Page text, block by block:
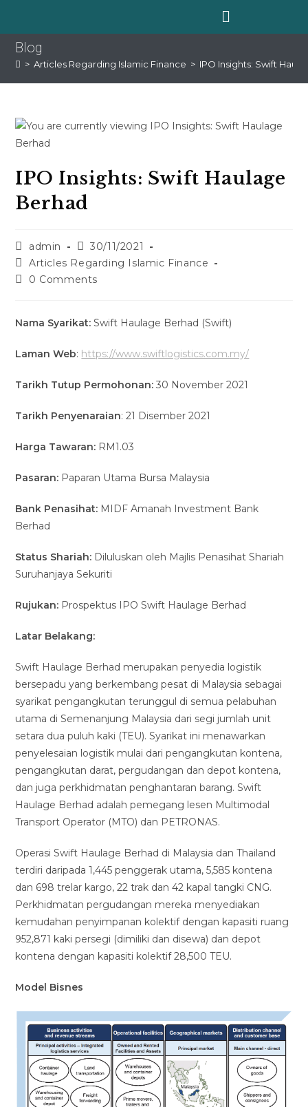
Blog
> Articles Regarding Islamic Finance > IPO Insights: Swift
IPO Insights: Swift Haulage
Berhad
admin
30/11/2021
Articles Regarding Islamic Finance
0 Comments
Nama Syarikat:Swift Haulage Berhad (Swift)
Laman Web: https://www.swiftlogistics.com.my/
Tarikh Tutup Permohonan:30 November 2021
Tarikh Penyenaraian: 21 Disember 2021
Harga Tawaran: RM1.03
Pasaran: Paparan Utama Bursa Malaysia
Bank Penasihat: MIDF Amanah Investment Bank
Berhad
Status Shariah: Diluluskan oleh Majlis Penasihat Shariah
Suruhanjaya Sekuriti
Rujukan: Prospektus IPO Swift Haulage Berhad
Latar Belakang:
Swift Haulage Berhad merupakan penyedia logistik
bersepadu yang berkembang pesat di Malaysia sebagai
syarikat pengangkutan terunggul di semua pelabuhan
utama di Semenanjung Malaysia dari segi jumlah unit
setara dua puluh kaki (TEU). Syarikat ini menawarkan
penyelesaian logistik mulai dari pengangkutan kontena,
pengangkutan darat, pergudangan dan depot kontena,
dan juga perkhidmatan penghantaran barang. Swift
Haulage Berhad adalah pemegang lesen Multimodal
Transport Operator (MTO) dan PETRONAS.
Operasi Swift Haulage Berhad di Malaysia dan Thailand
terdiri daripada 1,445 penggerak utama, 5,585 kontena
dan 698 trelar kargo, 22 trak dan 42 kapal tangki CNG.
Perkhidmatan pergudangan mereka menyediakan
kemudahan penyimpanan kolektif dengan kapasiti ruang
952,871 kaki persegi (dimiliki dan disewa) dan depot
kontena dengan kapasiti kolektif 28,500 TEU.
Model Bisnes